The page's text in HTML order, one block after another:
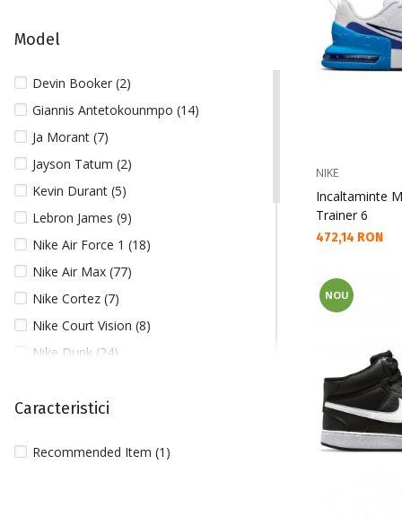
Model
Devin Booker (2)
Giannis Antetokounmpo (14)
Ja Morant (7)
Jayson Tatum (2)
Kevin Durant (5)
Lebron James (9)
Nike Air Force 1 (18)
Nike Air Max (77)
Nike Cortez (7)
Nike Court Vision (8)
Nike Dunk (24)
Nike Killshot (7)
Nike NBA (53)
Caracteristici
Recommended Item (1)
NIKE
Incaltaminte
Trainer 6
Текуща цена:
472,14 RON
NOU